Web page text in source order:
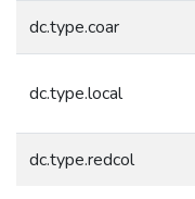
dc.type.coar
dc.type.local
dc.type.redcol